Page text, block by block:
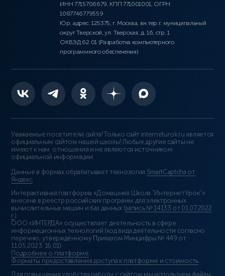
ИНН 7715706679, КПП 771001001, ОГРН
1087746779559
Юр. адрес: 125375, г. Москва, вн.тер.г. муниципальный
округ Тверской, ул. Тверская, д. 16, стр. 1
ОКВЭД 62.01 (Разработка компьютерного
программного обеспечения)
Уважаемые посетители сайта! Только сайт interneturok.ru является
официальным сайтом нашей школы! Любые другие сайты не
имеют к нам отношения и не являются источником
официальной информации.
Данные в формах обрабатывает технология SmartCaptcha от
Яндекс
Интерактивная платформа «Домашняя Школа “ИнтернетУрок”»
внесена в реестр российских программ для электронных
вычислительных машин и баз данных (запись № 14133 от 01.07.2022
г.).
ООО «ИНТЕРДА» осуществляет деятельность в сфере
информационных технологий (код вида деятельности согласно
перечню, утверждённому Приказом Минцифры № 449 от
11.05.2023: 16.01)
Подробнее о платформе.
Форматы предоставления доступа к платформе и стоимость.
Для повышения удобства работы с сайтом мы используем файлы